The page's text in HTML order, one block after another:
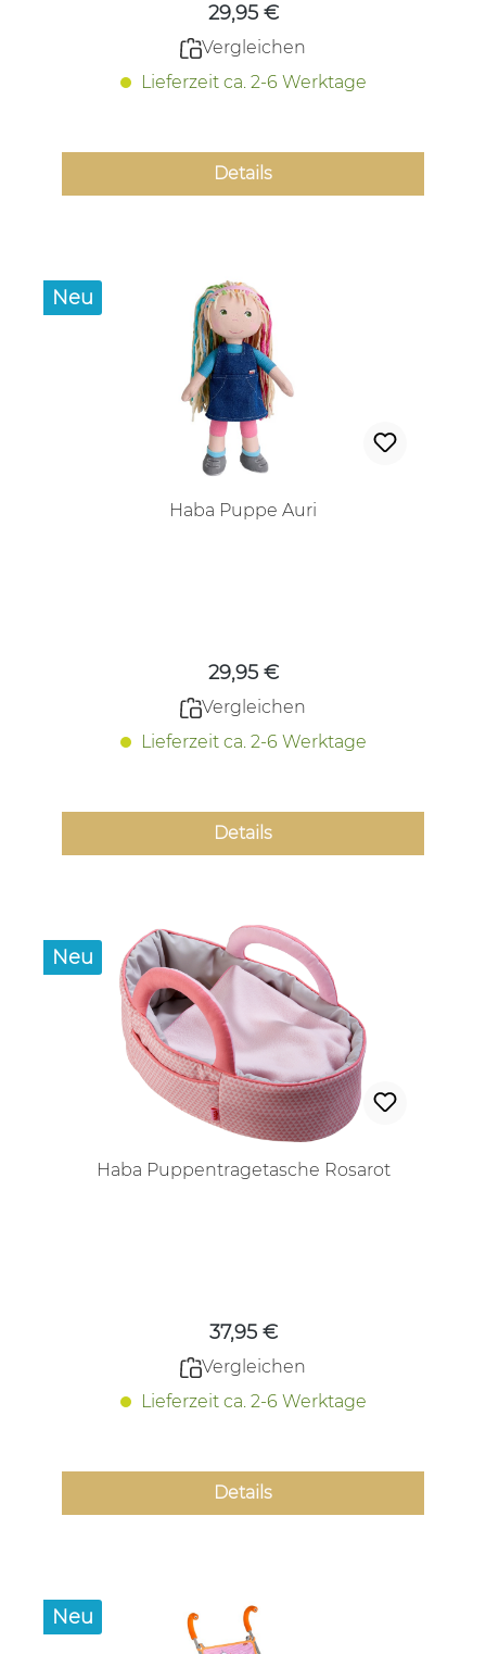
29,95 €
Vergleichen
Lieferzeit ca. 2-6 Werktage
Details
Neu
Haba Puppe Auri
29,95 €
Vergleichen
Lieferzeit ca. 2-6 Werktage
Details
Neu
Haba Puppentragetasche Rosarot
37,95 €
Vergleichen
Lieferzeit ca. 2-6 Werktage
Details
Neu